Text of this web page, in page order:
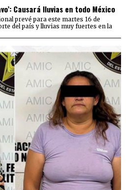
Causará lluvias en todo México
prevé para este martes 16 de
del país y lluvias muy fuertes en la